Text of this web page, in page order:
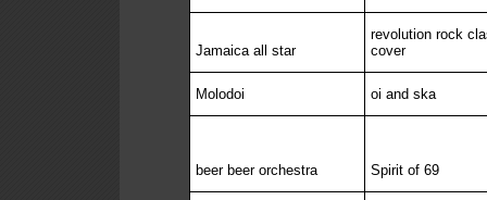
Jamaica all star
revolution rock
cover
Molodoi oi and ska
beer beer orchestra Spirit of 69